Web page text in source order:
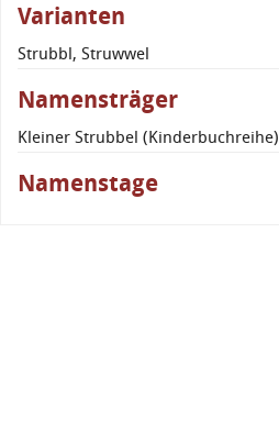
Varianten
Strubbl, Struwwel
Namensträger
Kleiner Strubbel (Kinderbuchreihe)
Namenstage